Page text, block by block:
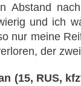
Abstand
und ich
nur meine
der
(15, RUS,